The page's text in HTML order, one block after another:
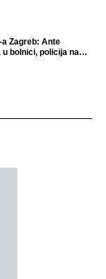
Zagreb: Ante
bolnici, policija na